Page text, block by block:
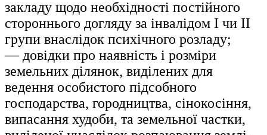
закладу щодо необхідності постійного
стороннього догляду за інвалідом I чи II
групи внаслідок психічного розладу;
— довідки про наявність і розміри
земельних ділянок, виділених для
ведення особистого підсобного
господарства, городництва, сінокосіння,
випасання худоби, та земельної частки,